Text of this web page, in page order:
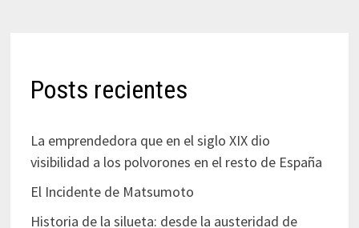
Posts recientes
La emprendedora que en el siglo XIX dio
visibilidad a los polvorones en el resto de España
El Incidente de Matsumoto
Historia de la silueta: desde la austeridad de